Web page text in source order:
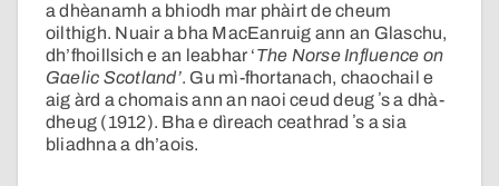
a dhèanamh a bhiodh mar phàirt de cheum
oilthigh. Nuair a bha MacEanruig ann an Glaschu,
dh’fhoillsich e an leabhar ‘The Norse Influence on
Gaelic Scotland’. Gu mì-fhortanach, chaochail e
aig àrd a chomais ann an naoi ceud deug ʼs a dhà-
dheug (1912). Bha e dìreach ceathrad ʼs a sia
bliadhna a dh’aois.